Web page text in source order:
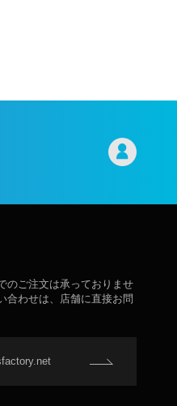
のご注文は承っておりませ
合わせは、店舗に直接お問